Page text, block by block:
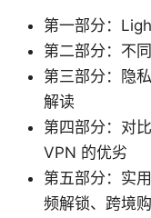
第一部分：
第二部分：不
第三部分：隐
解读
第四部分：对
VPN 的优劣
第五部分：实
频解锁、跨境购